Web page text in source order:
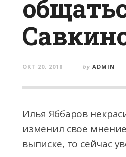
ОКТ 20, 2018 by ADMIN
Илья Яббаров
изменил свое
выписке, то сейчас